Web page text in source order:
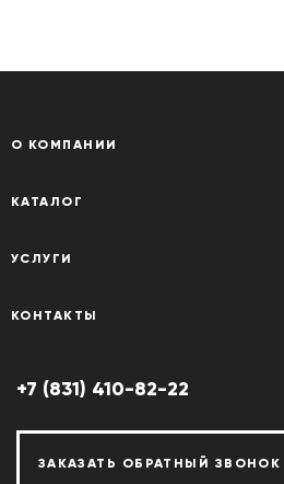
О КОМПАНИИ
КАТАЛОГ
УСЛУГИ
КОНТАКТЫ
+7 (831) 410-82-22
ЗАКАЗАТЬ ОБРАТНЫЙ ЗВОНОК